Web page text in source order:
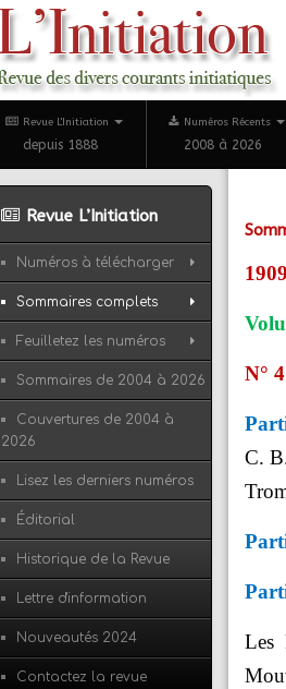
Revue L'Initiation
depuis 1888
Numéros Récents
2008 à 2026
1909
N°
C.
Les
Revue L’Initiation
Numéros à télécharger
Sommaires complets
Feuilletez les numéros
Sommaires de 2004 à 2026
Couvertures de 2004 à
2026
Lisez les derniers numéros
Éditorial
Historique de la Revue
Lettre d'information
Nouveautés 2024
Contactez la revue